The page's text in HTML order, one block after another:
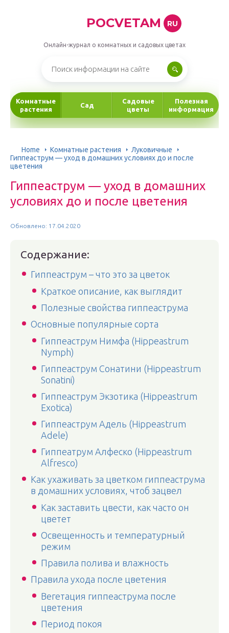
POCVETAM RU
Онлайн-журнал о комнатных и садовых цветах
Комнатные
растения
Сад
Садовые
цветы
Полезная
информация
Home Комнатные растения
Луковичные
Гиппеаструм — уход в домашних условиях до и после
цветения
Гиппеаструм — уход в домашних
условиях до и после цветения
Обновлено: 17.04.2020
Содержание:
Гиппеаструм – что это за цветок
Краткое описание, как выглядит
Полезные свойства гиппеаструма
Основные популярные сорта
Гиппеаструм Нимфа (Hippeastrum
Nymph)
Гиппеаструм Сонатини (Hippeastrum
Sonatini)
Гиппеаструм Экзотика (Hippeastrum
Exotica)
Гиппеаструм Адель (Hippeastrum
Adele)
Гиппеатрум Алфеско (Hippeastrum
Alfresco)
Как ухаживать за цветком гиппеаструма
в домашних условиях, чтоб зацвел
Как заставить цвести, как часто он
цветет
Освещенность и температурный
режим
Правила полива и влажность
Правила ухода после цветения
Вегетация гиппеаструма после
цветения
Период покоя